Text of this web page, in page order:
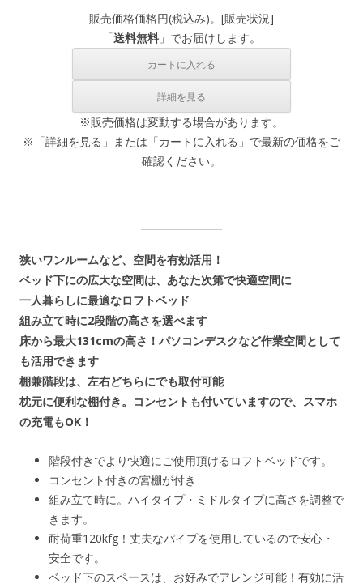
販売価格価格円(税込み)。[販売状況]
「送料無料 」でお届けします。
※販売価格は変動する場合があります。
※「詳細を見る」または「カートに入れる」で最新の価格をご
確認ください。
狭いワンルームなど、空間を有効活用！
ベッド下にの広大な空間は、あなた次第で快適空間に
一人暮らしに最適なロフトベッド
組み立て時に2段階の高さを選べます
床から最大131cmの高さ！パソコンデスクなど作業空間として
も活用できます
棚兼階段は、左右どちらにでも取付可能
枕元に便利な棚付き。コンセントも付いていますので、スマホ
の充電もOK！
階段付きでより快適にご使用頂けるロフトベッドです。
コンセント付きの宮棚が付き
組み立て時に。ハイタイプ・ミドルタイプに高さを調整で
きます。
耐荷重120kfg！丈夫なパイプを使用しているので安心・
安全です。
ベッド下のスペースは、お好みでアレンジ可能！有効に活